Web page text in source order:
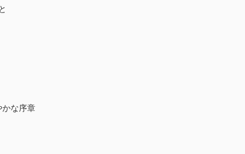
かな序章